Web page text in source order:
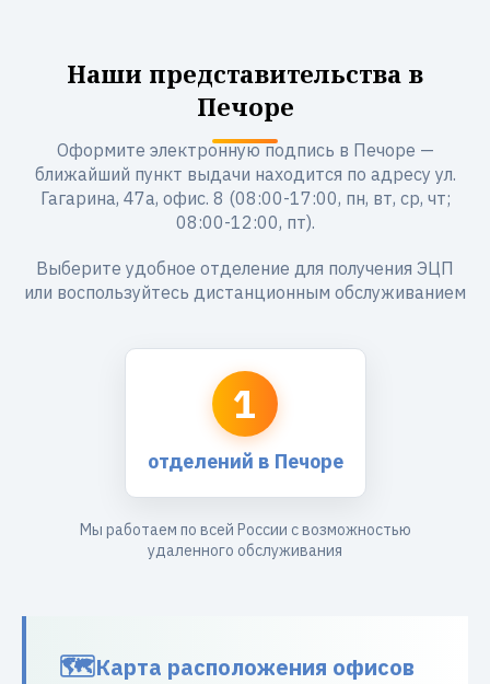
Наши представительства в
Печоре
Оформите электронную подпись в Печоре —
ближайший пункт выдачи находится по адресу ул.
Гагарина, 47а, офис. 8 (08:00-17:00, пн, вт, ср, чт;
08:00-12:00, пт).
Выберите удобное отделение для получения ЭЦП
или воспользуйтесь дистанционным обслуживанием
1
отделений в Печоре
Мы работаем по всей России с возможностью
удаленного обслуживания
Карта расположения офисов